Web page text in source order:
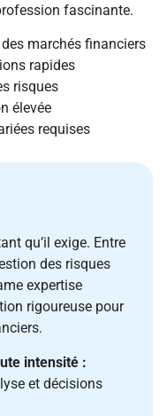
fascinante.
marchés financiers
rapides
risques
élevée
requises
qu’il exige. Entre
des risques
expertise
rigoureuse pour
intensité :
et décisions